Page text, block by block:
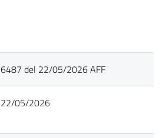
6487 del 22/05/2026 AFF
22/05/2026